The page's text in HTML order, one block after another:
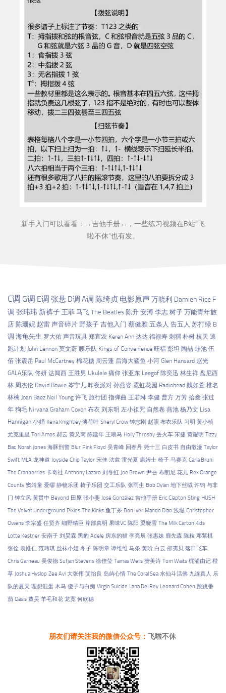
新手入门可以看看：→吉他手册←，一些练习视频在B站“飞
啦不休”也有发。
C调 G调 E调 张悬 D调 A调 陈绮贞 电影原声万晓利 Damien Rice F
调 张玮玮 新裤子 王菲马飞 The Beatles 陈升 安溥 李志 树子 万能青年旅
店 陈珊妮 赵雷 声音碎片 野孩子 吉他入门 蔡健雅 五条人 告五人 苏打绿 B
调 海龟先生 罗大佑 声音玩具 郑宜农 Keren Ann 达达 福禄寿 刺猬 朴树 杭天 逃
跑计划 John Lennon 莫文蔚 腰乐队 Kings of Convenience 旺福 彭坦 陶喆 蛙池 伍
佰 张震岳 Paul McCartney 棉花糖 周云蓬 后海大鲨鱼 小河 Glen Hansard 赵光
GALA乐队 佟妍 达闻西 王胜男 Ukulele 痛仰 张亚东 Leegof 陈奕迅 林生祥 盘尼西
林 周杰伦 David Bowie 岑宁儿 昨夜派对 孙燕姿 霓虹花园 Radiohead 魏如萱 椎名
林檎 Joan Baez Neil Young 许飞 旅行团 指弹曲 王若琳 李健 曹方 万芳 拾叁 张过
年 狗毛 Nirvana Graham Coxon 布衣 刘东明 左小祖咒 自然卷 燕池 杨乃文 Lisa
Hannigan 小娟 Keira Knightley 薄荷叶 Sheryl Crow 钟志刚 赵照 布衣乐队 习明 黄小桢
尤克里里 Tori Amos 郝云 黄又南 陈建年 王喂马 Holly Throsby 丢火车 宋捷 黄耀明 Tizzy
Bac Norah Jones 海豚刑警 Blur Pink Floyd 吴青峰 回春丹 尧十三 白皮书 自由散漫 Taylor
Swift MLA 龙神道 Joyside Chip Taylor 宋佳 法兹 雷光夏 康姆士 椅子 马赛克 Carla Bruni
The Cranberries 卡奇社 Anthony Lazaro 刘冬虹 Joe Brown 尹吾 布朗尼 花儿 Rex Orange
County 窦靖童 爱缪 静物乐团 椅子乐团 交工乐队 张雨生 Bob Dylan 地下丝绒 许钧 与非
门 钟立风 黄贯中 Beyond 田原 张小斐 José González 吉他手册 Eric Clapton Sting HUSH
The Velvet Underground Pixies The Kinks 鱼丁糸 Bon Iver Mando Diao 浅堤 Christopher
Owens 李宗盛 任贤齐 细野晴臣 岸部真明 果味VC 陈阳 梁晓雪 The Milk Carton Kids
Lotte Kestner 安南子 刘昊霖 黑豹 Adele 房东的猫 李亮辰 张惠妹 鹿先森 陈粒 邓紫棋
张佺 袁惟仁 范玮琪 丝袜小姐 冬子 陈明章 谭维维 马条 黄玠 白云 邵夷贝 落日飞车
Chris Garneau 吴俊德 Sufjan Stevens 徐佳莹 Tamas Wells 赞美诗 Tom Waits 梶浦由记 橙
草 Joshua Hyslop Zee Avi 大张伟 艾怡良 岛屿心情 The Coral Sea 水仙斗活佛 九连真人 乐
队的夏天 理想混蛋 木马 傻子与白痴 Virgin Suicide Lana Del Rey Leonard Cohen 跳跳番
茄 Oasis 董昊 羊毛和花 龙宽 何欣穗
朋友们请关注我的微信公众号： 飞啦不休